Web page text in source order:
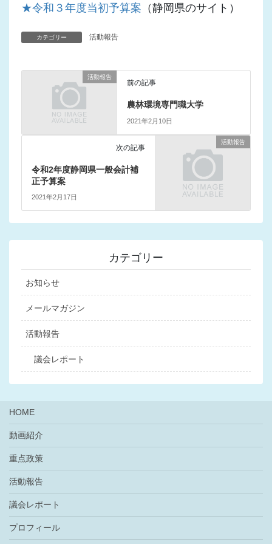
★令和３年度当初予算案 （静岡県のサイト）
カテゴリー 活動報告
活動報告
前の記事
農林環境専門職大学
2021年2月10日
活動報告
次の記事
令和2年度静岡県一般会計補
正予算案
2021年2月17日
カテゴリー
お知らせ
メールマガジン
活動報告
議会レポート
HOME
動画紹介
重点政策
活動報告
議会レポート
プロフィール